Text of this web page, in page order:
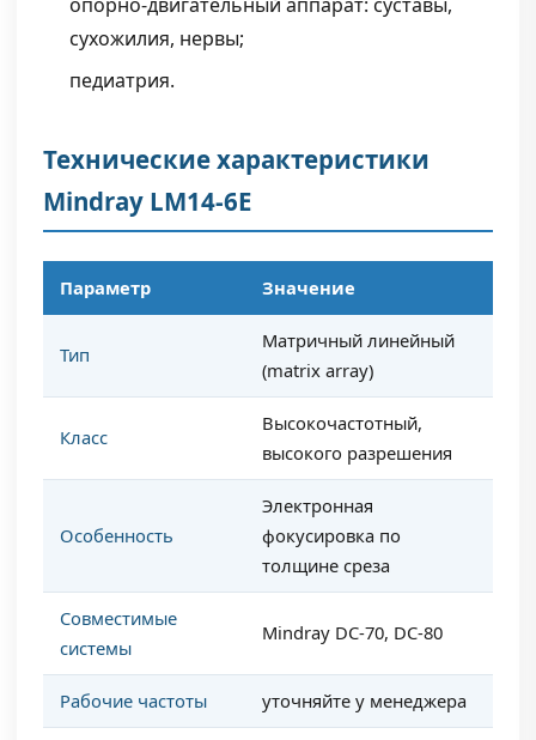
сухожилия, нервы;
педиатрия.
Технические характеристики
Mindray LM14-6E
Параметр Значение
Тип
Матричный линейный
(matrix array)
Класс
Высокочастотный,
высокого разрешения
Особенность
Электронная
фокусировка по
толщине среза
Совместимые
системы
Mindray DC-70, DC-80
Рабочие частоты уточняйте у менеджера